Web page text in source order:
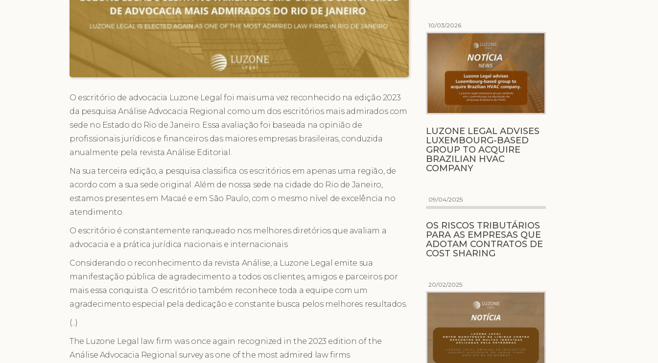
O escritório de advocacia Luzone Legal foi mais uma vez reconhecido na edição 2023
da pesquisa Análise Advocacia Regional como um dos escritórios mais admirados com
sede no Estado do Rio de Janeiro. Essa avaliação foi baseada na opinião de
profissionais jurídicos e financeiros das maiores empresas brasileiras, conduzida
anualmente pela revista Análise Editorial.
Na sua terceira edição, a pesquisa classifica os escritórios em apenas uma região, de
acordo com a sua sede original. Além de nossa sede na cidade do Rio de Janeiro,
estamos presentes em Macaé e em São Paulo, com o mesmo nível de excelência no
atendimento.
O escritório é constantemente ranqueado nos melhores diretórios que avaliam a
advocacia e a prática jurídica nacionais e internacionais
Considerando o reconhecimento da revista Análise, a Luzone Legal emite sua
manifestação pública de agradecimento a todos os clientes, amigos e parceiros por
mais essa conquista. O escritório também reconhece toda a equipe com um
agradecimento especial pela dedicação e constante busca pelos melhores resultados.
(...)
The Luzone Legal law firm was once again recognized in the 2023 edition of the
Análise Advocacia Regional survey as one of the most admired law firms
10/03/2026
LUZONE LEGAL ADVISES
LUXEMBOURG-BASED
GROUP TO ACQUIRE
BRAZILIAN HVAC
COMPANY
09/04/2025
OS RISCOS TRIBUTÁRIOS
PARA AS EMPRESAS QUE
ADOTAM CONTRATOS DE
COST SHARING
20/02/2025